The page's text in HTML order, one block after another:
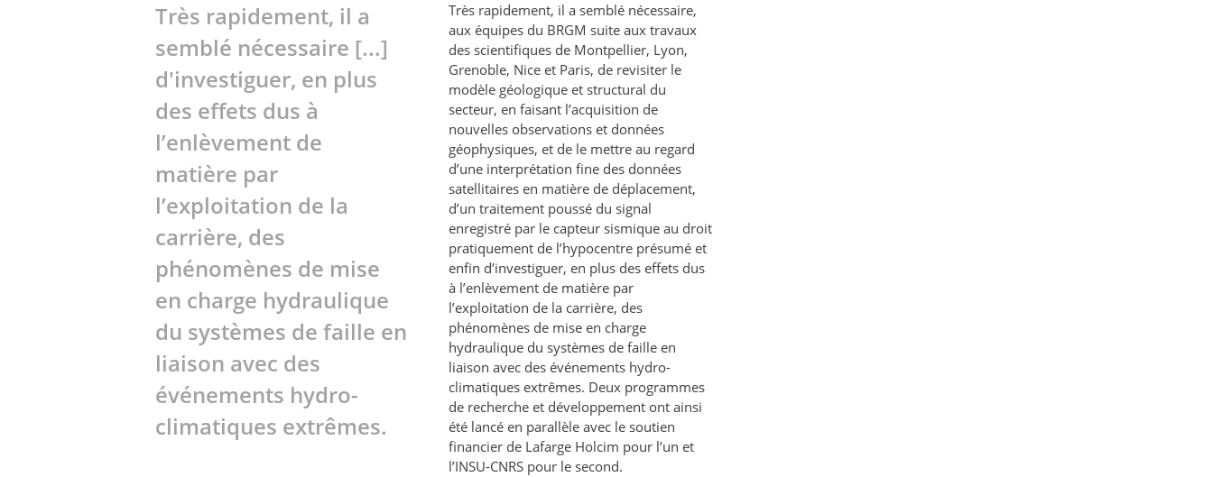
Très rapidement, il a
semblé nécessaire [...]
d'investiguer, en plus
des effets dus à
l’enlèvement de
matière par
l’exploitation de la
carrière, des
phénomènes de mise
en charge hydraulique
du systèmes de faille en
liaison avec des
événements hydro-
climatiques extrêmes.
Très rapidement, il a semblé nécessaire,
aux équipes du BRGM suite aux travaux
des scientifiques de Montpellier, Lyon,
Grenoble, Nice et Paris, de revisiter le
modèle géologique et structural du
secteur, en faisant l’acquisition de
nouvelles observations et données
géophysiques, et de le mettre au regard
d’une interprétation fine des données
satellitaires en matière de déplacement,
d’un traitement poussé du signal
enregistré par le capteur sismique au droit
pratiquement de l’hypocentre présumé et
enfin d’investiguer, en plus des effets dus
à l’enlèvement de matière par
l’exploitation de la carrière, des
phénomènes de mise en charge
hydraulique du systèmes de faille en
liaison avec des événements hydro-
climatiques extrêmes. Deux programmes
de recherche et développement ont ainsi
été lancé en parallèle avec le soutien
financier de Lafarge Holcim pour l’un et
l’INSU-CNRS pour le second.